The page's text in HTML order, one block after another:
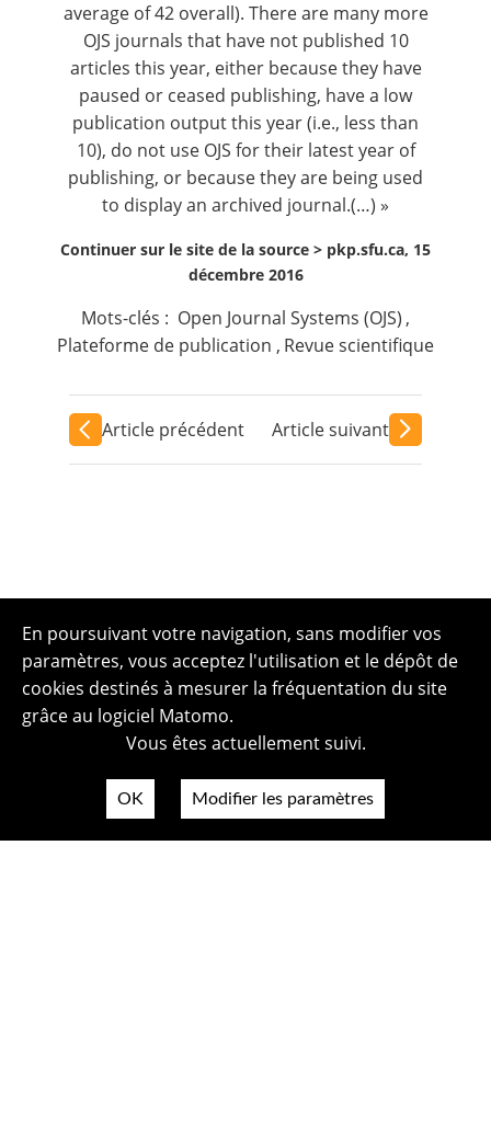
average of 42 overall). There are many more
OJS journals that have not published 10
articles this year, either because they have
paused or ceased publishing, have a low
publication output this year (i.e., less than
10), do not use OJS for their latest year of
publishing, or because they are being used
to display an archived journal.(…) »
Continuer sur le site de la source > pkp.sfu.ca, 15
décembre 2016
Mots-clés : Open Journal Systems (OJS) ,
Plateforme de publication , Revue scientifique
Article précédent Article suivant
En poursuivant votre navigation, sans modifier vos
paramètres, vous acceptez l'utilisation et le dépôt de
cookies destinés à mesurer la fréquentation du site
grâce au logiciel Matomo.
Vous êtes actuellement suivi.
OK Modifier les paramètres